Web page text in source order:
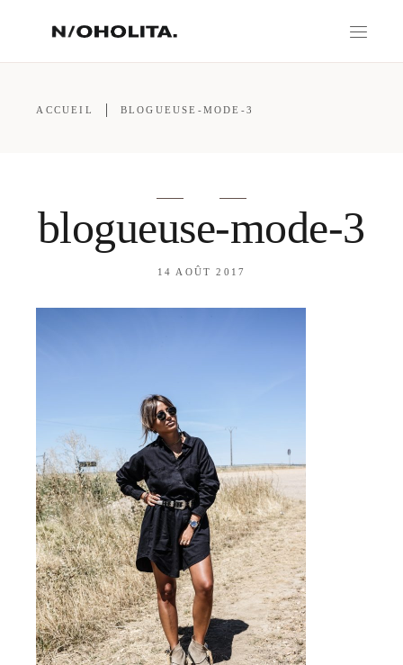
ACCUEIL BLOGUEUSE-MODE-3
blogueuse-mode-3
14 AOÛT 2017